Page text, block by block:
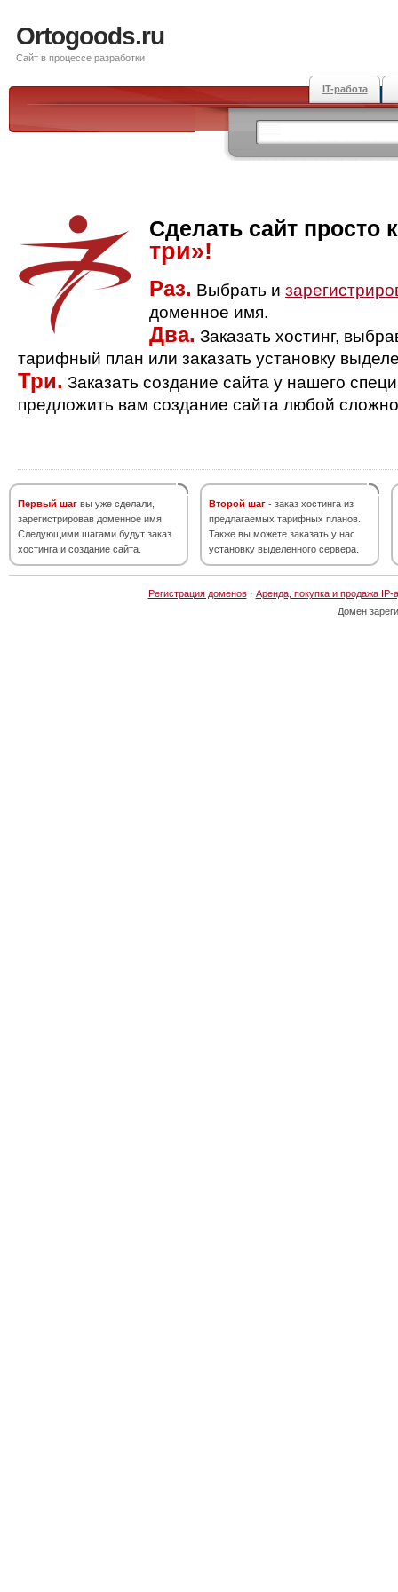
Ortogoods.ru
Сайт в процессе разработки
IT-работа
Сделать сайт просто
три»!
Раз. Выбрать и
доменное имя.
Два. Заказать хостинг,
тарифный план или заказать установку
Три. Заказать создание сайта у нашего
предложить вам создание сайта любой
Первый шаг вы уже сделали,
зарегистрировав доменное имя.
Следующими шагами будут заказ
хостинга и создание сайта.
Второй шаг - заказ хостинга из
предлагаемых тарифных планов.
Также вы можете заказать у нас
установку выделенного сервера.
Регистрация доменов· Аренда, покупка и продажа IP-
Домен